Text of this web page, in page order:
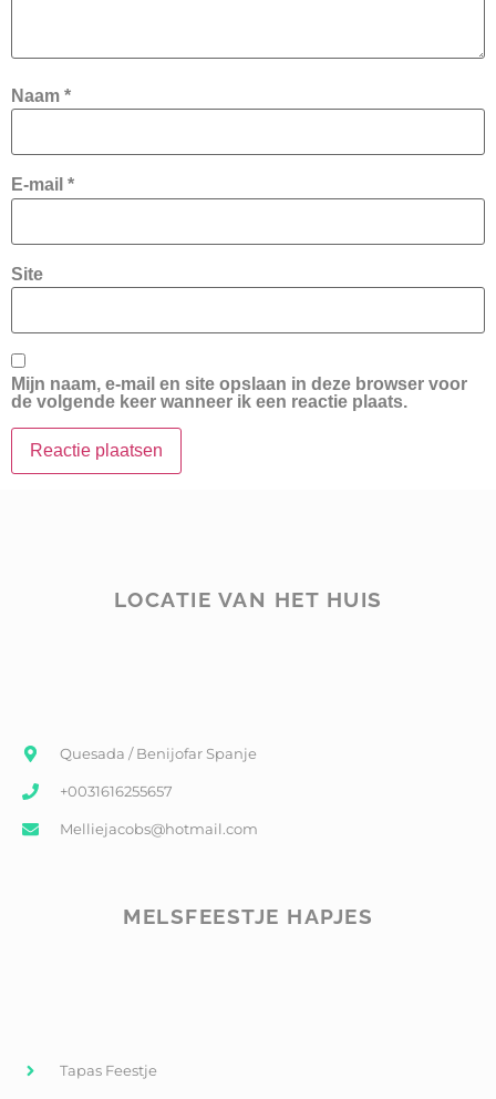
Naam *
E-mail *
Site
Mijn naam, e-mail en site opslaan in deze browser voor
de volgende keer wanneer ik een reactie plaats.
LOCATIE VAN HET HUIS
Quesada / Benijofar Spanje
+0031616255657
Melliejacobs@hotmail.com
MELSFEESTJE HAPJES
Tapas Feestje